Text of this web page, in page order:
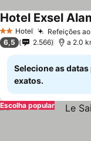
2 Estrelas
Hotel Refeições
Hotel Exsel
6,5 2.566 a 2.0
Selecione as
exatos.
Escolha popular